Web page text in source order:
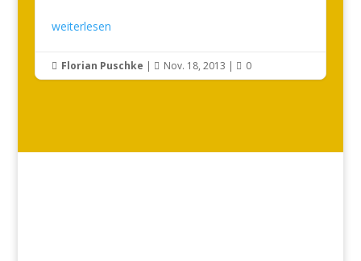
weiterlesen
 Florian Puschke |  Nov. 18, 2013 |  0